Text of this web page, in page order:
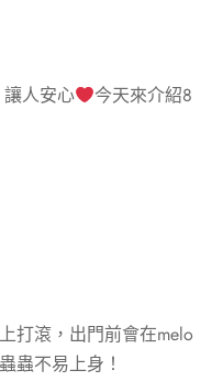
人安心
今天來介紹8
打滾，出門前會在melo
蟲不易上身！